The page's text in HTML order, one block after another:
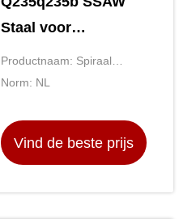
Staal voor
Aardgasleidingsiso9001
Certificatie
Productnaam: Spiraal
Gelaste Staalpijp
Norm: NL
Vind de beste prijs